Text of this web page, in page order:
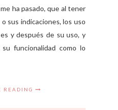
ha pasado, que al tener
sus indicaciones, los uso
y después de su uso, y
funcionalidad como lo
READING